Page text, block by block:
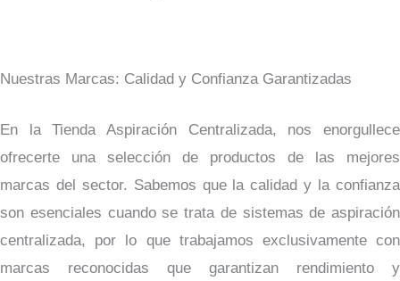
Nuestras Marcas: Calidad y Confianza Garantizadas
En la Tienda Aspiración Centralizada, nos enorgullece
ofrecerte una selección de productos de las mejores
marcas del sector. Sabemos que la calidad y la confianza
son esenciales cuando se trata de sistemas de aspiración
centralizada, por lo que trabajamos exclusivamente con
marcas reconocidas que garantizan rendimiento y